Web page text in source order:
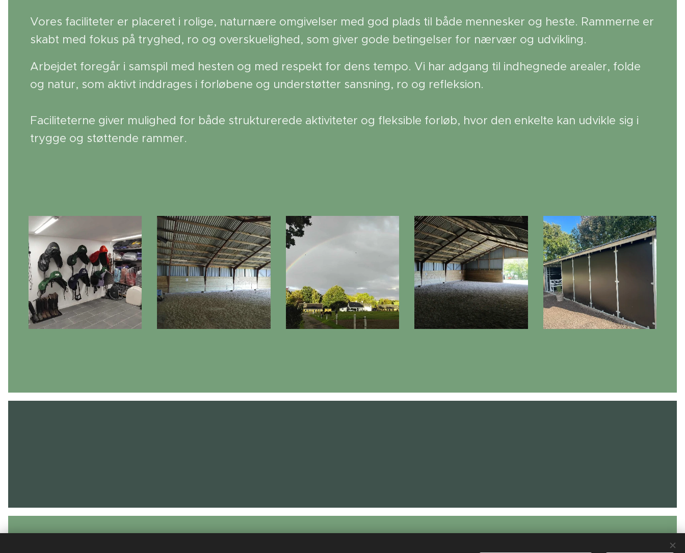
Vores faciliteter er placeret i rolige, naturnære omgivelser med god plads til både mennesker og heste. Rammerne er
skabt med fokus på tryghed, ro og overskuelighed, som giver gode betingelser for nærvær og udvikling.
Arbejdet foregår i samspil med hesten og med respekt for dens tempo. Vi har adgang til indhegnede arealer, folde
og natur, som aktivt inddrages i forløbene og understøtter sansning, ro og refleksion.
Faciliteterne giver mulighed for både strukturerede aktiviteter og fleksible forløb, hvor den enkelte kan udvikle sig i
trygge og støttende rammer.